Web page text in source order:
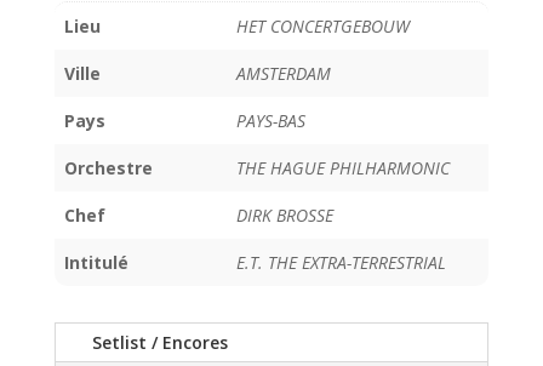
Lieu HET CONCERTGEBOUW
Ville AMSTERDAM
Pays PAYS-BAS
Orchestre THE HAGUE PHILHARMONIC
Chef DIRK BROSSE
Intitulé E.T. THE EXTRA-TERRESTRIAL
Setlist / Encores